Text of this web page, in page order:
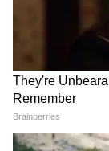
Image Credit :
সংখ্যা ২ ( যে
তারিখ